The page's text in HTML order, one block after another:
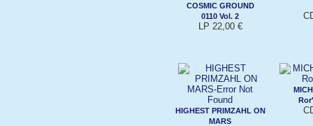
COSMIC GROUND
0110 Vol. 2
LP 22,00 €
HIGHEST PRIMZAHL ON
MARS